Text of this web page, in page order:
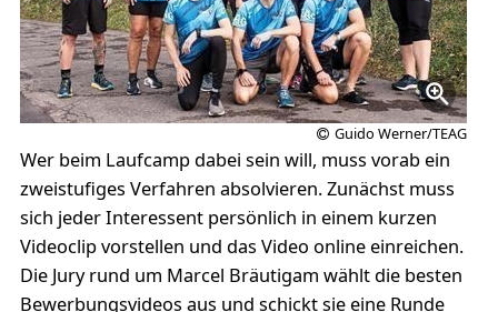
Guido Werner/TEAG
Wer beim Laufcamp dabei sein will, muss vorab ein
zweistufiges Verfahren absolvieren. Zunächst muss
sich jeder Interessent persönlich in einem kurzen
Videoclip vorstellen und das Video online einreichen.
Die Jury rund um Marcel Bräutigam wählt die besten
Bewerbungsvideos aus und schickt sie eine Runde